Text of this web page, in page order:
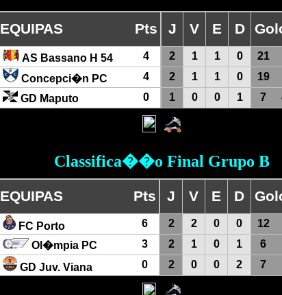
EQUIPAS Pts J V E D
AS Bassano H 54 4 2 1 1 0 21
Concepci�n PC 4 2 1 1 0 19
GD Maputo 0 1 0 0 1 7
Classifica��o Final Grupo B
EQUIPAS Pts J V E D
FC Porto 6 2 2 0 0 12
Ol�mpia PC 3 2 1 0 1 6
GD Juv. Viana 0 2 0 0 2 7